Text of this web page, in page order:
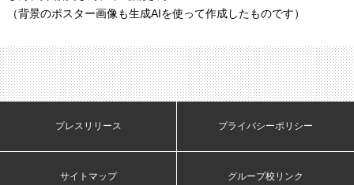
（背景のポスター画像も生成AIを使って作成したものです）
プレスリリース プライバシーポリシー
サイトマップ グループ校リンク